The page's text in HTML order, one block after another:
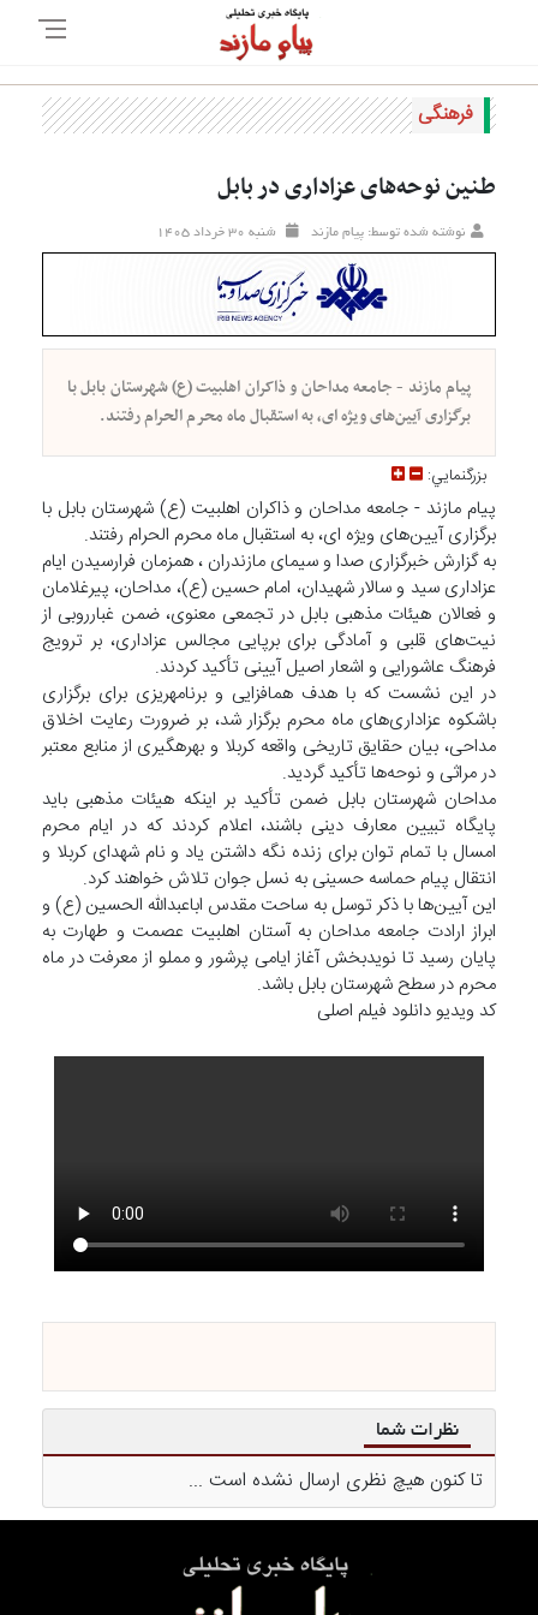
فرهنگی
طنین نوحه‌های عزاداری در بابل
نوشته شده توسط: پیام مازند شنبه ۳۰ خرداد ۱۴۰۵
پیام مازند - جامعه مداحان و ذاکران اهلبیت (ع) شهرستان بابل با
برگزاری آیین‌های ویژه ای، به استقبال ماه محرم الحرام رفتند.
بزرگنمايي:
پیام مازند - جامعه مداحان و ذاکران اهلبیت (ع) شهرستان بابل با
برگزاری آیین‌های ویژه ای، به استقبال ماه محرم الحرام رفتند.
به گزارش خبرگزاری صدا و سیمای مازندران ، همزمان فرارسیدن ایام
عزاداری سید و سالار شهیدان، امام حسین (ع)، مداحان، پیرغلامان
و فعالان هیئات مذهبی بابل در تجمعی معنوی، ضمن غبارروبی از
نیت‌های قلبی و آمادگی برای برپایی مجالس عزاداری، بر ترویج
فرهنگ عاشورایی و اشعار اصیل آیینی تأکید کردند.
در این نشست که با هدف همافزایی و برنامهریزی برای برگزاری
باشکوه عزاداری‌های ماه محرم برگزار شد، بر ضرورت رعایت اخلاق
مداحی، بیان حقایق تاریخی واقعه کربلا و بهرهگیری از منابع معتبر
در مراثی و نوحه‌ها تأکید گردید.
مداحان شهرستان بابل ضمن تأکید بر اینکه هیئات مذهبی باید
پایگاه تبیین معارف دینی باشند، اعلام کردند که در ایام محرم
امسال با تمام توان برای زنده نگه داشتن یاد و نام شهدای کربلا و
انتقال پیام حماسه حسینی به نسل جوان تلاش خواهند کرد.
این آیین‌ها با ذکر توسل به ساحت مقدس اباعبدالله الحسین (ع) و
ابراز ارادت جامعه مداحان به آستان اهلبیت عصمت و طهارت به
پایان رسید تا نویدبخش آغاز ایامی پرشور و مملو از معرفت در ماه
محرم در سطح شهرستان بابل باشد.
کد ویدیو دانلود فیلم اصلی
نظرات شما
تا کنون هیچ نظری ارسال نشده است ...